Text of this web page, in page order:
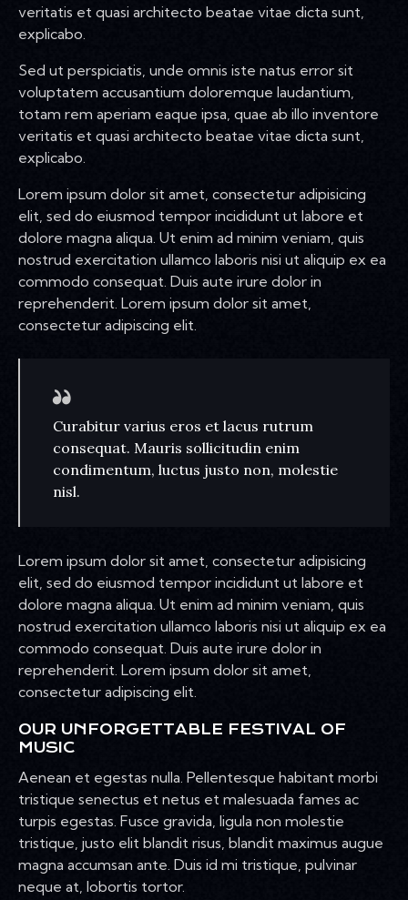
veritatis et quasi architecto beatae vitae dicta sunt,
explicabo.
Sed ut perspiciatis, unde omnis iste natus error sit
voluptatem accusantium doloremque laudantium,
totam rem aperiam eaque ipsa, quae ab illo inventore
veritatis et quasi architecto beatae vitae dicta sunt,
explicabo.
Lorem ipsum dolor sit amet, consectetur adipisicing
elit, sed do eiusmod tempor incididunt ut labore et
dolore magna aliqua. Ut enim ad minim veniam, quis
nostrud exercitation ullamco laboris nisi ut aliquip ex ea
commodo consequat. Duis aute irure dolor in
reprehenderit. Lorem ipsum dolor sit amet,
consectetur adipiscing elit.
Curabitur varius eros et lacus rutrum
consequat. Mauris sollicitudin enim
condimentum, luctus justo non, molestie
nisl.
Lorem ipsum dolor sit amet, consectetur adipisicing
elit, sed do eiusmod tempor incididunt ut labore et
dolore magna aliqua. Ut enim ad minim veniam, quis
nostrud exercitation ullamco laboris nisi ut aliquip ex ea
commodo consequat. Duis aute irure dolor in
reprehenderit. Lorem ipsum dolor sit amet,
consectetur adipiscing elit.
OUR UNFORGETTABLE FESTIVAL OF
MUSIC
Aenean et egestas nulla. Pellentesque habitant morbi
tristique senectus et netus et malesuada fames ac
turpis egestas. Fusce gravida, ligula non molestie
tristique, justo elit blandit risus, blandit maximus augue
magna accumsan ante. Duis id mi tristique, pulvinar
neque at, lobortis tortor.